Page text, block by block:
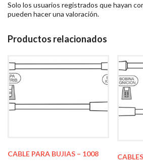
Solo los usuarios registrados que hayan
pueden hacer una valoración.
Productos relacionados
CABLE PARA BUJIAS – 1008